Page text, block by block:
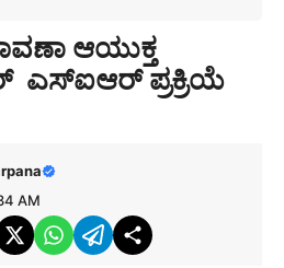
ಆಯುಕ್ತ
ಎಸ್ಐಆರ್ ಪ್ರಕ್ರಿಯೆ
AM